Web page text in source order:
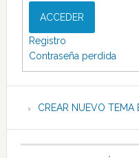
ACCEDER
Registro
Contraseña perdida
CREAR NUEVO TEMA